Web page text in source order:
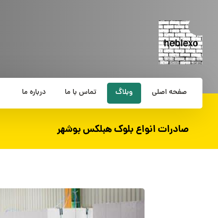
صفحه اصلی وبلاگ تماس با ما درباره ما
صادرات انواع بلوک هبلکس بوشهر